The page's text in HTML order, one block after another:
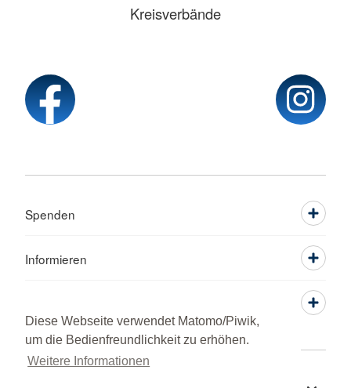
Diese Webseite verwendet Matomo/Piwik,
um die Bedienfreundlichkeit zu erhöhen.
Weitere Informationen
Kreisverbände
Spenden
Informieren